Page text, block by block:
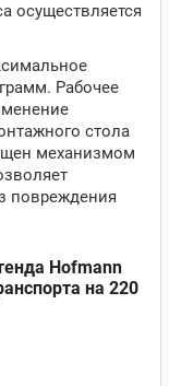
осуществляется
Рабочее
стола
механизмом
повреждения
Hofmann
на 220